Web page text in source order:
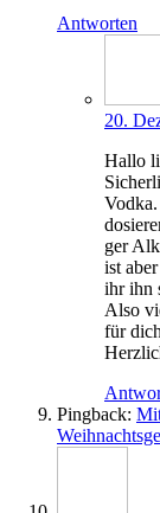
Antworten
20.
Hal­lo
ger
ist
ihr ihn
Also
für
Pingback: